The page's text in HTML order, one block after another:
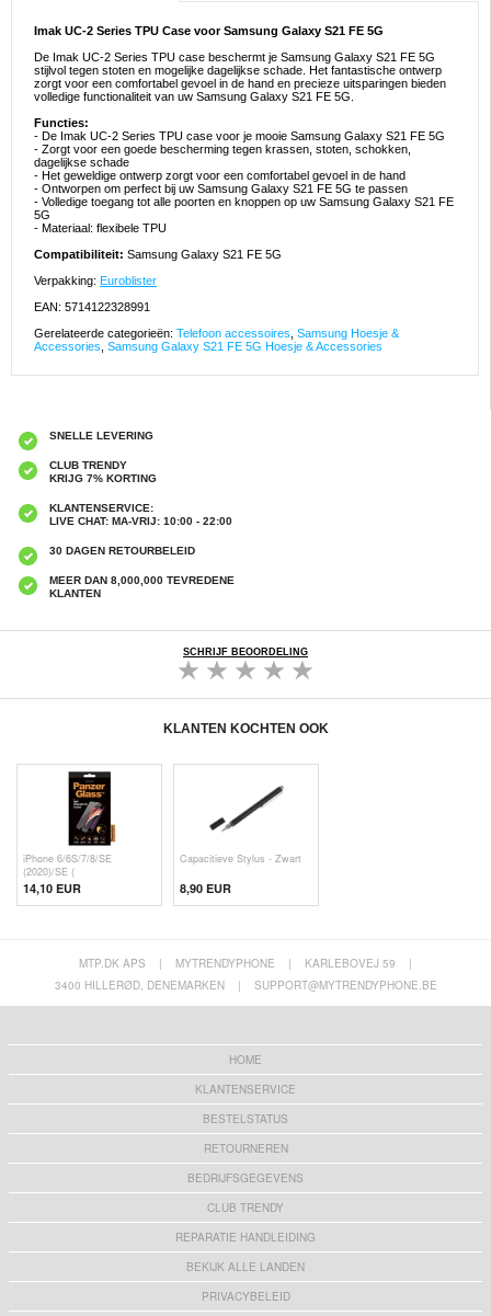
Imak UC-2 Series TPU Case voor Samsung Galaxy S21 FE 5G
De Imak UC-2 Series TPU case beschermt je Samsung Galaxy S21 FE 5G
stijlvol tegen stoten en mogelijke dagelijkse schade. Het fantastische ontwerp
zorgt voor een comfortabel gevoel in de hand en precieze uitsparingen bieden
volledige functionaliteit van uw Samsung Galaxy S21 FE 5G.
Functies:
- De Imak UC-2 Series TPU case voor je mooie Samsung Galaxy S21 FE 5G
- Zorgt voor een goede bescherming tegen krassen, stoten, schokken,
dagelijkse schade
- Het geweldige ontwerp zorgt voor een comfortabel gevoel in de hand
- Ontworpen om perfect bij uw Samsung Galaxy S21 FE 5G te passen
- Volledige toegang tot alle poorten en knoppen op uw Samsung Galaxy S21 FE
5G
- Materiaal: flexibele TPU
Compatibiliteit: Samsung Galaxy S21 FE 5G
Verpakking: Euroblister
EAN: 5714122328991
Gerelateerde categorieën: Telefoon accessoires Samsung Hoesje &
Accessories Samsung Galaxy S21 FE 5G Hoesje & Accessories
SNELLE LEVERING
CLUB TRENDY
KRIJG 7% KORTING
KLANTENSERVICE:
LIVE CHAT: MA-VRIJ: 10:00 - 22:00
30 DAGEN RETOURBELEID
MEER DAN 8,000,000 TEVREDENE
KLANTEN
SCHRIJF BEOORDELING
KLANTEN KOCHTEN OOK
iPhone 6/6S/7/8/SE
(2020)/SE (
14,10 EUR
Capacitieve Stylus - Zwart
8,90 EUR
MTP.DK APS | MYTRENDYPHONE | KARLEBOVEJ 59
|
3400 HILLERØD, DENEMARKEN
| SUPPORT@MYTRENDYPHONE.BE
HOME
KLANTENSERVICE
BESTELSTATUS
RETOURNEREN
BEDRIJFSGEGEVENS
CLUB TRENDY
REPARATIE HANDLEIDING
BEKIJK ALLE LANDEN
PRIVACYBELEID